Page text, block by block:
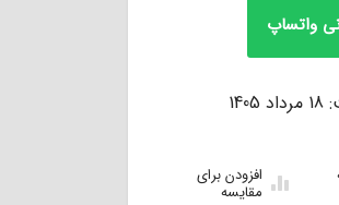
واتساپ
افزودن برای
مقایسه